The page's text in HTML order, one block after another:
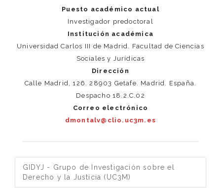
Puesto académico actual
Investigador predoctoral
Institución académica
Universidad Carlos III de Madrid. Facultad de Ciencias
Sociales y Jurídicas
Dirección
Calle Madrid, 126. 28903 Getafe. Madrid. España.
Despacho 18.2.C.02
Correo electrónico
dmontalv@clio.uc3m.es
GIDYJ - Grupo de Investigación sobre el
Derecho y la Justicia (UC3M)